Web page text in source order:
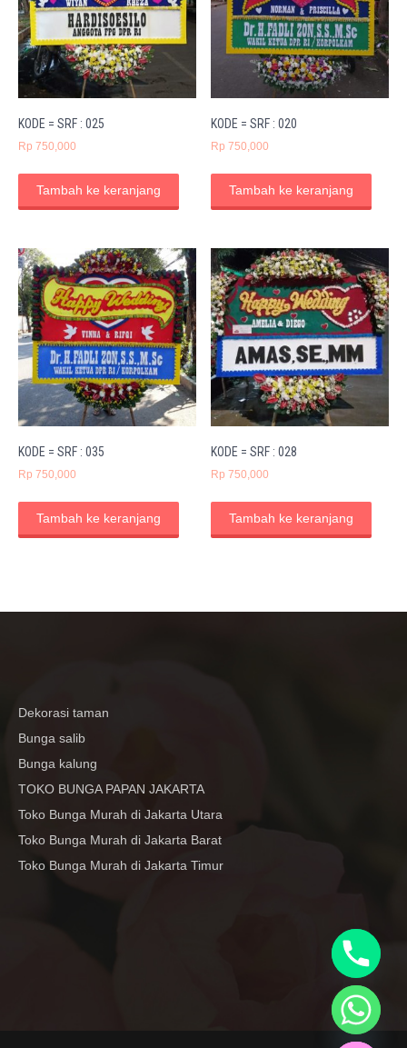
KODE = SRF : 025
Rp 750,000
Tambah ke keranjang
KODE = SRF : 020
Rp 750,000
Tambah ke keranjang
KODE = SRF : 035
Rp 750,000
Tambah ke keranjang
KODE = SRF : 028
Rp 750,000
Tambah ke keranjang
Dekorasi taman
Bunga salib
Bunga kalung
TOKO BUNGA PAPAN JAKARTA
Toko Bunga Murah di Jakarta Utara
Toko Bunga Murah di Jakarta Barat
Toko Bunga Murah di Jakarta Timur
H
i
d
e
c
h
a
y